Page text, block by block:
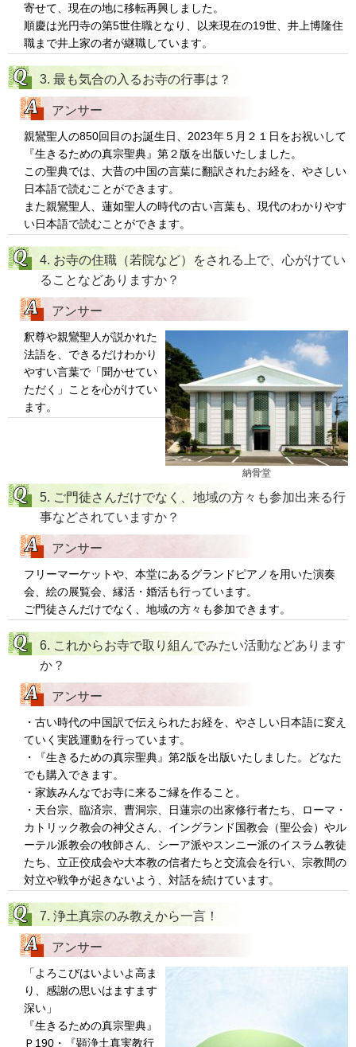
寄せて、現在の地に移転再興しました。
順慶は光円寺の第5世住職となり、以来現在の19世、井上博隆住
職まで井上家の者が継職しています。
3. 最も気合の入るお寺の行事は？
アンサー
親鸞聖人の850回目のお誕生日、2023年５月２１日をお祝いして
『生きるための真宗聖典』第２版を出版いたしました。
この聖典では、大昔の中国の言葉に翻訳されたお経を、やさしい
日本語で読むことができます。
また親鸞聖人、蓮如聖人の時代の古い言葉も、現代のわかりやす
い日本語で読むことができます。
4. お寺の住職（若院など）をされる上で、心がけてい
ることなどありますか？
アンサー
納骨堂
釈尊や親鸞聖人が説かれた
法語を、できるだけわかり
やすい言葉で「聞かせてい
ただく」ことを心がけてい
ます。
5. ご門徒さんだけでなく、地域の方々も参加出来る行
事などされていますか？
アンサー
フリーマーケットや、本堂にあるグランドピアノを用いた演奏
会、絵の展覧会、縁活・婚活も行っています。
ご門徒さんだけでなく、地域の方々も参加できます。
6. これからお寺で取り組んでみたい活動などあります
か？
アンサー
・古い時代の中国訳で伝えられたお経を、やさしい日本語に変え
ていく実践運動を行っています。
・『生きるための真宗聖典』第2版を出版いたしました。どなた
でも購入できます。
・家族みんなでお寺に来るご縁を作ること。
・天台宗、臨済宗、曹洞宗、日蓮宗の出家修行者たち、ローマ・
カトリック教会の神父さん、イングランド国教会（聖公会）やル
ーテル派教会の牧師さん、シーア派やスンニー派のイスラム教徒
たち、立正佼成会や大本教の信者たちと交流会を行い、宗教間の
対立や戦争が起きないよう、対話を続けています。
7. 浄土真宗のみ教えから一言！
アンサー
「よろこびはいよいよ高ま
り、感謝の思いはますます
深い」
『生きるための真宗聖典』
Ｐ190・『顕浄土真実教行